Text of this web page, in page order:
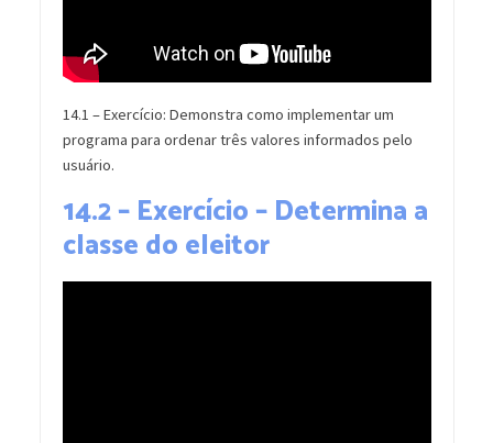
14.1 – Exercício: Demonstra como implementar um
programa para ordenar três valores informados pelo
usuário.
14.2 – Exercício – Determina a
classe do eleitor